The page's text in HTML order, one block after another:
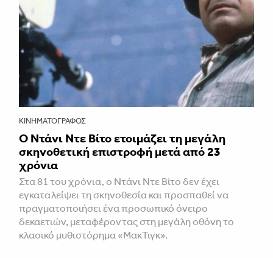
ΚΙΝΗΜΑΤΟΓΡΆΦΟΣ
Ο Ντάνι Ντε Βίτο ετοιμάζει τη μεγάλη
σκηνοθετική επιστροφή μετά από 23
χρόνια
Στα 81 του χρόνια, ο Ντάνι Ντε Βίτο δεν έχει
εγκαταλείψει τη σκηνοθεσία και προσπαθεί να
πραγματοποιήσει ένα προσωπικό όνειρο
δεκαετιών, μεταφέροντας στη μεγάλη οθόνη το
κλασικό μυθιστόρημα «ΜακΤιγκ».